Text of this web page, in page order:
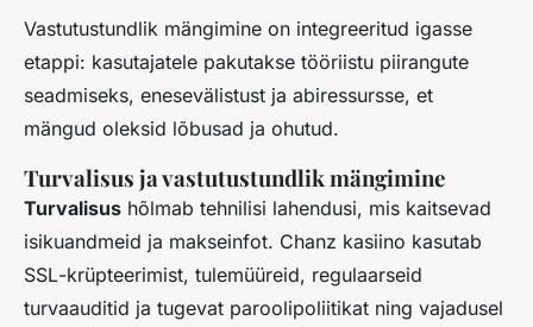
Vastutustundlik mängimine on integreeritud igasse
etappi: kasutajatele pakutakse tööriistu piirangute
seadmiseks, enesevälistust ja abiressursse, et
mängud oleksid lõbusad ja ohutud.
Turvalisus ja vastutustundlik mängimine
Turvalisus hõlmab tehnilisi lahendusi, mis kaitsevad
isikuandmeid ja makseinfot. Chanz kasiino kasutab
SSL-krüpteerimist, tulemüüreid, regulaarseid
turvaauditid ja tugevat paroolipoliitikat ning vajadusel